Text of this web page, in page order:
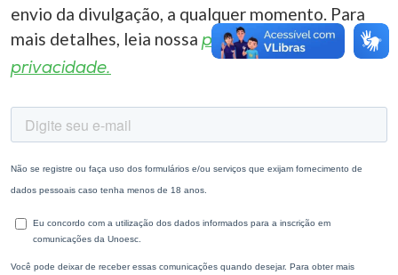
envio da divulgação, a qualquer momento. Para
mais detalhes, leia nossa política de
privacidade.